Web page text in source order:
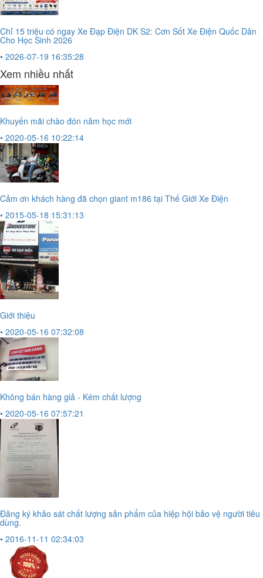
Chỉ 15 triệu có ngay Xe Đạp Điện DK S2: Cơn Sốt Xe Điện Quốc Dân
Cho Học Sinh 2026
• 2026-07-19 16:35:28
Xem nhiều nhất
Khuyến mãi chào đón năm học mới
• 2020-05-16 10:22:14
Cảm ơn khách hàng đã chọn giant m186 tại Thế Giới Xe Điện
• 2015-05-18 15:31:13
Giới thiệu
• 2020-05-16 07:32:08
Không bán hàng giả - Kém chất lượng
• 2020-05-16 07:57:21
Đăng ký khảo sát chất lượng sản phẩm của hiệp hội bảo vệ người tiêu
dùng.
• 2016-11-11 02:34:03